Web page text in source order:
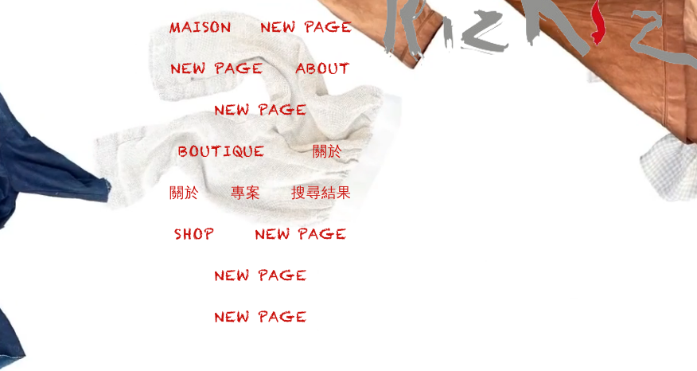
MAISON NEW PAGE
NEW PAGE ABOUT
NEW PAGE
BOUTIQUE 關於
關於 專案 搜尋結果
SHOP NEW PAGE
NEW PAGE
NEW PAGE